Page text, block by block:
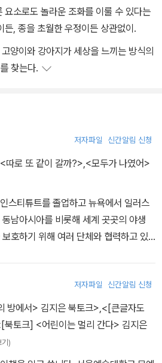
들에서 보여 줬던 예리한 통찰력을 이
고양이와 강아지의 관계를 색다르게 바
있어도 상대방을 존중하고, 서로에게 감
도 하다.
요소로도 놀라운 조화를 이룰 수 있다는
든, 종을 초월한 우정이든 상관없이.
고양이와 강아지가 세상을 느끼는 방식의
찾는다.
저자파일 신간알림 신청
<따로 또 같이 갈까?>,<모두가 나였어>
스티튜트를 졸업하고 뉴욕에서 일러스
남아시아를 비롯해 세계 곳곳의 야생
호하기 위해 여러 단체와 협력하고 있
저자파일 신간알림 신청
방에서> 김지은 북토크>,<[큰글자도
북토크] <어린이는 멀리 간다> 김지은
기)